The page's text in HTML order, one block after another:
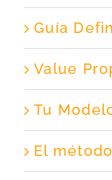
Guía
Value
Tu
El